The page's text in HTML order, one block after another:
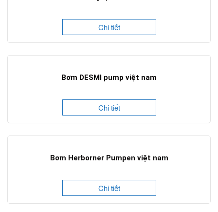
Chi tiết
Bơm DESMI pump việt nam
Chi tiết
Bơm Herborner Pumpen việt nam
Chi tiết